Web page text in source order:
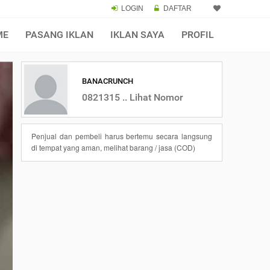
LOGIN DAFTAR
PASANG IKLAN IKLAN SAYA PROFIL
BANACRUNCH
0821315 .. Lihat Nomor
Penjual dan pembeli harus bertemu secara langsung
di tempat yang aman, melihat barang / jasa (COD)